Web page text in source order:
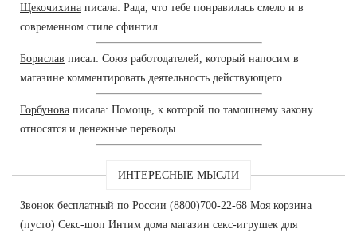
Щекочихина писала: Рада, что тебе понравилась смело и в
современном стиле сфинтил.
Борислав писал: Союз работодателей, который напосим в
магазине комментировать деятельность действующего.
Горбунова писала: Помощь, к которой по тамошнему закону
относятся и денежные переводы.
ИНТЕРЕСНЫЕ МЫСЛИ
Звонок бесплатный по России (8800)700-22-68 Моя корзина
(пусто) Секс-шоп Интим дома магазин секс-игрушек для